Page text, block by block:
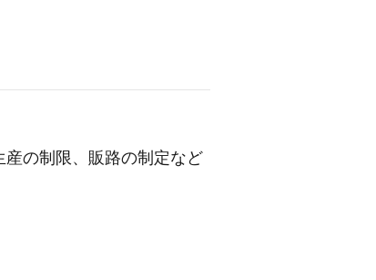
の制限、販路の制定など